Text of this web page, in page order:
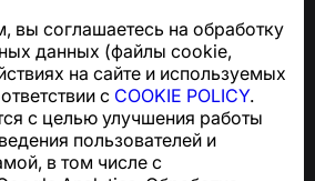
вы соглашаетесь на обработку
данных (файлы cookie,
на сайте и используемых
с COOKIE POLICY.
с целью улучшения работы
пользователей и
в том числе с
GDPR: